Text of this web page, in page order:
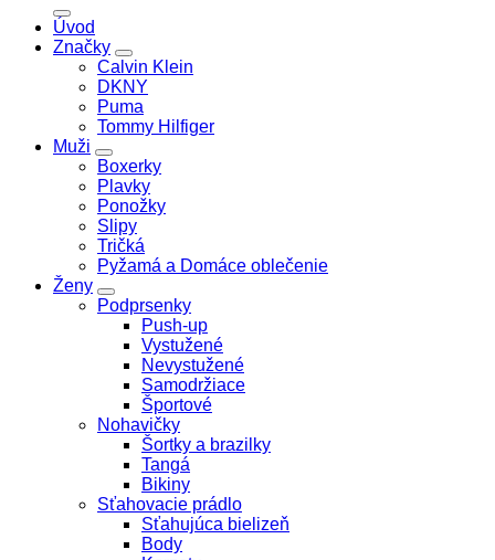
Úvod
Značky
Calvin Klein
DKNY
Puma
Tommy Hilfiger
Muži
Boxerky
Plavky
Ponožky
Slipy
Tričká
Pyžamá a Domáce oblečenie
Ženy
Podprsenky
Push-up
Vystužené
Nevystužené
Samodržiace
Športové
Nohavičky
Šortky a brazilky
Tangá
Bikiny
Sťahovacie prádlo
Sťahujúca bielizeň
Body